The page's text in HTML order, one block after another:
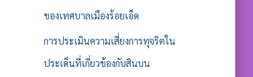
ของเทศบาลเมืองร้อยเอ็ด
การประเมินความเสี่ยงการทุจริตใน
ประเด็นที่เกี่ยวข้องกับสินบน